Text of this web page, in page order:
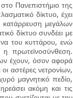
Πανεπιστήμιο της
δίκτυο, έχει
κατάρρευση μεγάλων
δίκτυο συνδέει με
του κυττάρου, ενώ
η πρωτεϊνοσύνθεση.
έχουν, όσον αφορά
αστέρες νετρονίων,
μαγνητικό πεδίο,
ακόμη και τις